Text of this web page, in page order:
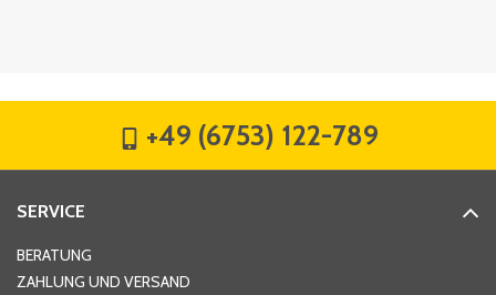
Hausnummer
+49 (6753) 122-789
SERVICE
BERATUNG
ZAHLUNG UND VERSAND